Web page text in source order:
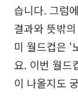
습니다. 그럼
결과와 뜻밖
미 월드컵은 ‘
요. 이번 월드
이 나올지도